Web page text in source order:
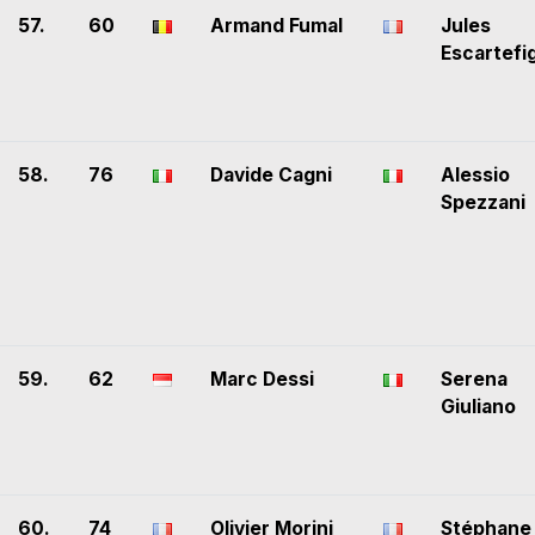
57. 60 Armand Fumal
Jules
58. 76 Davide Cagni
Alessio
Spezzani
59. 62 Marc Dessi
Serena
Giuliano
60. 74 Olivier Morini
Stéphane